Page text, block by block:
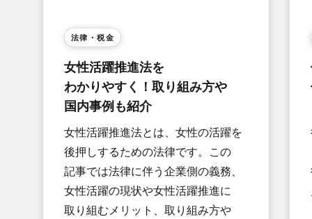
法律・税金
女性活躍推進法を​
わかりやすく！​取り組み方や​
国内事例も​紹介
女性活躍推進法とは、​女性の​活躍を​
後押しする​ための​法律です。​この​
記事では​法律に​伴う​企業側の​義務、​
女性活躍の​現状や​女性活躍推進に​
取り組むメリット、​取り組み方や​